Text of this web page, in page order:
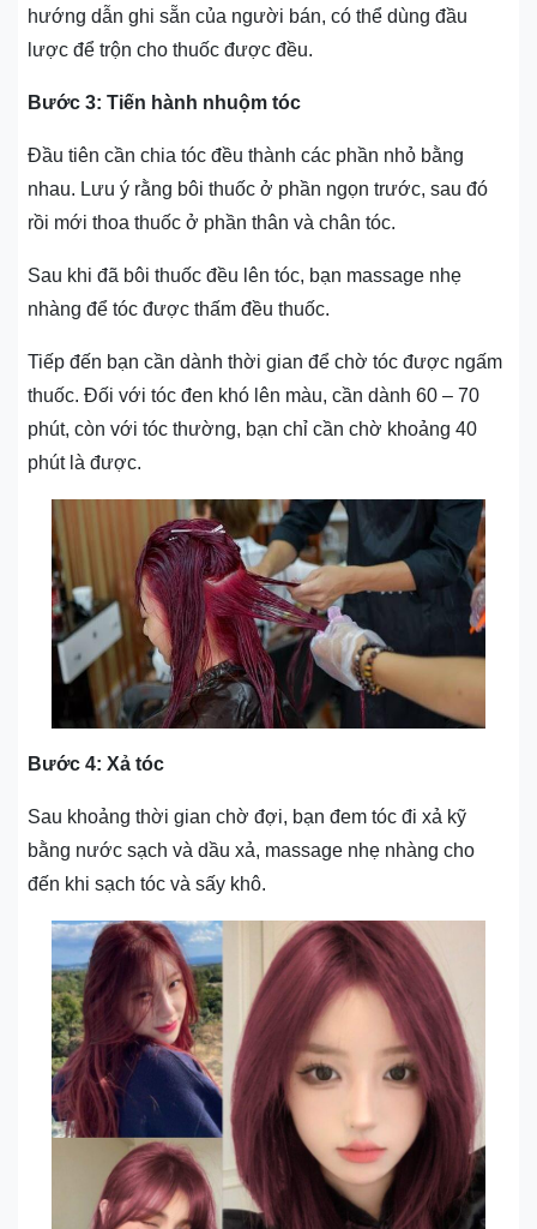
hướng dẫn ghi sẵn của người bán, có thể dùng đầu
lược để trộn cho thuốc được đều.
Bước 3: Tiến hành nhuộm tóc
Đầu tiên cần chia tóc đều thành các phần nhỏ bằng
nhau. Lưu ý rằng bôi thuốc ở phần ngọn trước, sau đó
rồi mới thoa thuốc ở phần thân và chân tóc.
Sau khi đã bôi thuốc đều lên tóc, bạn massage nhẹ
nhàng để tóc được thấm đều thuốc.
Tiếp đến bạn cần dành thời gian để chờ tóc được ngấm
thuốc. Đối với tóc đen khó lên màu, cần dành 60 – 70
phút, còn với tóc thường, bạn chỉ cần chờ khoảng 40
phút là được.
Bước 4: Xả tóc
Sau khoảng thời gian chờ đợi, bạn đem tóc đi xả kỹ
bằng nước sạch và dầu xả, massage nhẹ nhàng cho
đến khi sạch tóc và sấy khô.